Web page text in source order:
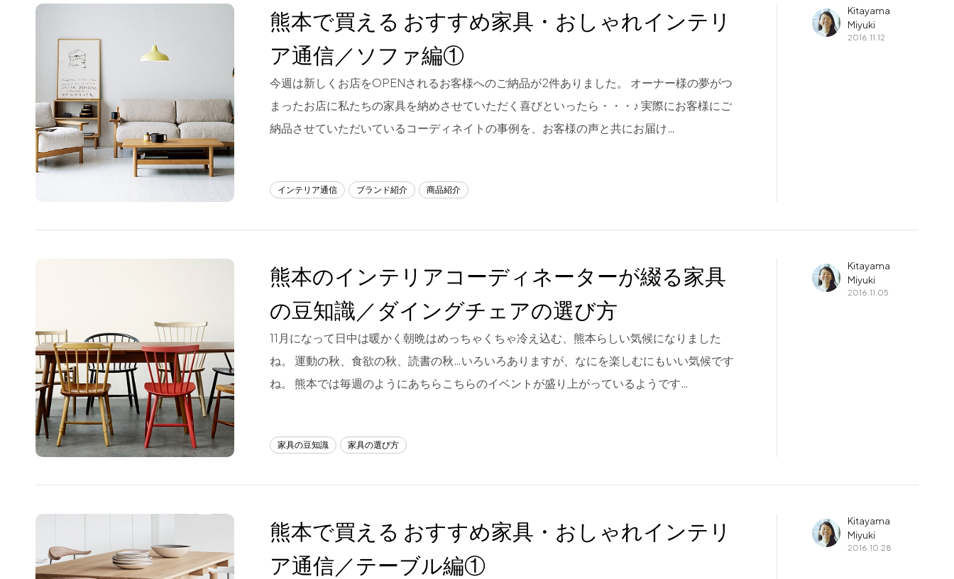
熊本で買える おすすめ家具・おしゃれインテリ
ア通信／ソファ編①
今週は新しくお店をOPENされるお客様へのご納品が2件ありました。 オーナー様の夢がつ
まったお店に私たちの家具を納めさせていただく喜びといったら・・・♪ 実際にお客様にご
納品させていただいているコーディネイトの事例を、お客様の声と共にお届け…
インテリア通信 ブランド紹介 商品紹介
Kitayama
Miyuki
2016.11.12
熊本のインテリアコーディネーターが綴る家具
の豆知識／ダイングチェアの選び方
11月になって日中は暖かく朝晩はめっちゃくちゃ冷え込む、熊本らしい気候になりました
ね。 運動の秋、食欲の秋、読書の秋…いろいろありますが、なにを楽しむにもいい気候です
ね。 熊本では毎週のようにあちらこちらのイベントが盛り上がっているようです…
家具の豆知識 家具の選び方
Kitayama
Miyuki
2016.11.05
熊本で買える おすすめ家具・おしゃれインテリ
ア通信／テーブル編①
Kitayama
Miyuki
2016.10.28